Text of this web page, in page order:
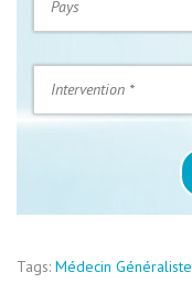
Tags: Médecin Généraliste